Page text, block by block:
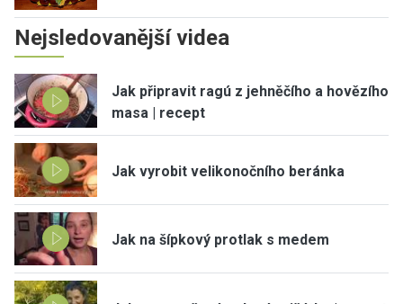
Nejsledovanější videa
Jak připravit ragú z jehněčího a hovězího
masa | recept
Jak vyrobit velikonočního beránka
Jak na šípkový protlak s medem